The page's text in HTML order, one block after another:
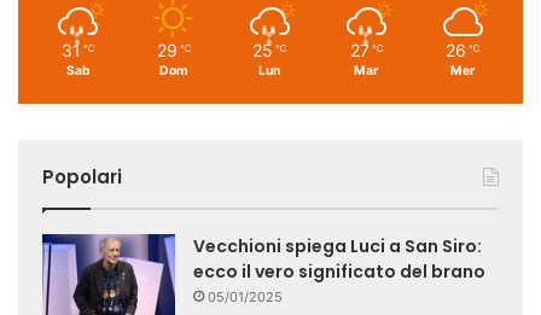
31 ℃
Sab
29 ℃
Dom
25 ℃
Lun
27 ℃
Mar
26 ℃
Mer
Popolari
Vecchioni spiega Luci a San Siro:
ecco il vero significato del brano
05/01/2025